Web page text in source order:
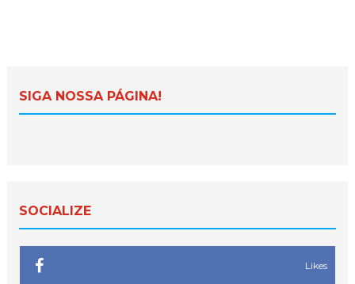
SIGA NOSSA PÁGINA!
SOCIALIZE
Likes